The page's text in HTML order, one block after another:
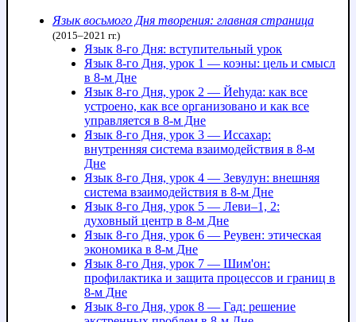
Язык восьмого Дня творения: главная страница
(2015–2021 гг.)
Язык 8-го Дня: вступительный урок
Язык 8-го Дня, урок 1 — коэны: цель и смысл
в 8-м Дне
Язык 8-го Дня, урок 2 — Йеhуда: как все
устроено, как все организовано и как все
управляется в 8-м Дне
Язык 8-го Дня, урок 3 — Иссахар:
внутренняя система взаимодействия в 8-м
Дне
Язык 8-го Дня, урок 4 — Зевулун: внешняя
система взаимодействия в 8-м Дне
Язык 8-го Дня, урок 5 — Леви–1, 2:
духовный центр в 8-м Дне
Язык 8-го Дня, урок 6 — Реувен: этическая
экономика в 8-м Дне
Язык 8-го Дня, урок 7 — Шим'он:
профилактика и защита процессов и границ в
8-м Дне
Язык 8-го Дня, урок 8 — Гад: решение